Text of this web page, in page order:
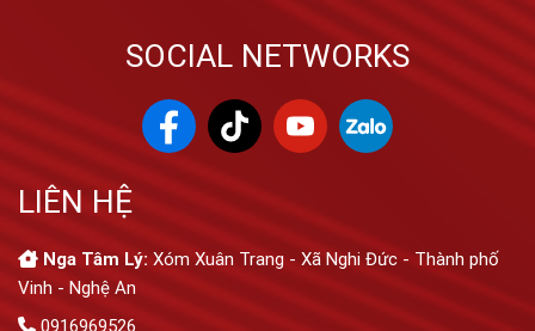
SOCIAL NETWORKS
LIÊN HỆ
Nga Tâm Lý: Xóm Xuân Trang - Xã Nghi Đức - Thành phố
Vinh - Nghệ An